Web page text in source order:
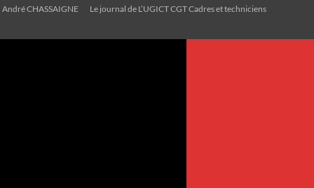
André CHASSAIGNE
Le journal de L’UGICT CGT Cadres et techniciens